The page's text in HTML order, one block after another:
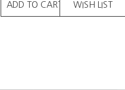
ADD TO CART WISH LIST